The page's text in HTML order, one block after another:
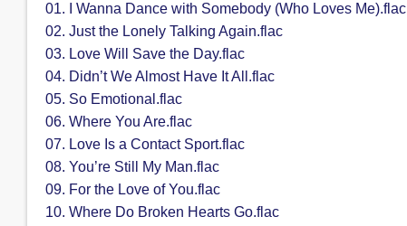
01. I Wanna Dance with Somebody (Who Loves Me).flac
02. Just the Lonely Talking Again.flac
03. Love Will Save the Day.flac
04. Didn’t We Almost Have It All.flac
05. So Emotional.flac
06. Where You Are.flac
07. Love Is a Contact Sport.flac
08. You’re Still My Man.flac
09. For the Love of You.flac
10. Where Do Broken Hearts Go.flac